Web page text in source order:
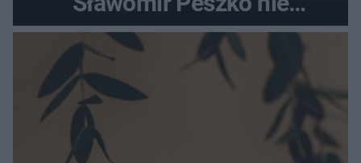
dotrzymał słowa?